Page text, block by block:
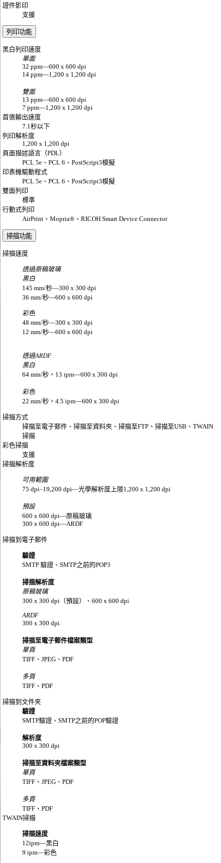
證件影印
支援
列印功能
黑白列印速度
單面
32 ppm—600 x 600 dpi
14 ppm—1,200 x 1,200 dpi
雙面
13 ppm—600 x 600 dpi
7 ppm—1,200 x 1,200 dpi
首張輸出速度
7.1秒以下
列印解析度
1,200 x 1,200 dpi
頁面描述語言（PDL）
PCL 5e、PCL 6、PostScript3模擬
印表機驅動程式
PCL 5e、PCL 6、PostScript3模擬
雙面列印
標準
行動式列印
AirPrint、Mopria®、RICOH Smart Device Connector
掃描功能
掃描速度
透過原稿玻璃
黑白
145 mm/秒—300 x 300 dpi
36 mm/秒—600 x 600 dpi
彩色
48 mm/秒—300 x 300 dpi
12 mm/秒—600 x 600 dpi
透過ARDF
黑白
64 mm/秒，13 ipm—600 x 300 dpi
彩色
22 mm/秒，4.5 ipm—600 x 300 dpi
掃描方式
掃描至電子郵件、掃描至資料夾、掃描至FTP、掃描至USB、TWAIN
掃描
彩色掃描
支援
掃描解析度
可用範圍
75 dpi–19,200 dpi—光學解析度上限1,200 x 1,200 dpi
預設
600 x 600 dpi—原稿玻璃
300 x 600 dpi—ARDF
掃描到電子郵件
驗證
SMTP 驗證、SMTP之前的POP3
掃描解析度
原稿玻璃
300 x 300 dpi（預設）、600 x 600 dpi
ARDF
300 x 300 dpi
掃描至電子郵件檔案類型
單頁
TIFF、JPEG、PDF
多頁
TIFF、PDF
掃描到文件夾
驗證
SMTP驗證、SMTP之前的POP驗證
解析度
300 x 300 dpi
掃描至資料夾檔案類型
單頁
TIFF、JPEG、PDF
多頁
TIFF、PDF
TWAIN掃描
掃描速度
12ipm—黑白
9 ipm—彩色